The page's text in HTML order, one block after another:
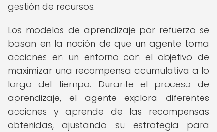
gestión de recursos.
Los modelos de aprendizaje por refuerzo se
basan en la noción de que un agente toma
acciones en un entorno con el objetivo de
maximizar una recompensa acumulativa a lo
largo del tiempo. Durante el proceso de
aprendizaje, el agente explora diferentes
acciones y aprende de las recompensas
obtenidas, ajustando su estrategia para